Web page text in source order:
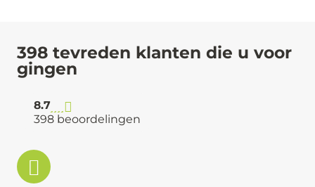
398 tevreden klanten die u voor
gingen
8.7
398 beoordelingen